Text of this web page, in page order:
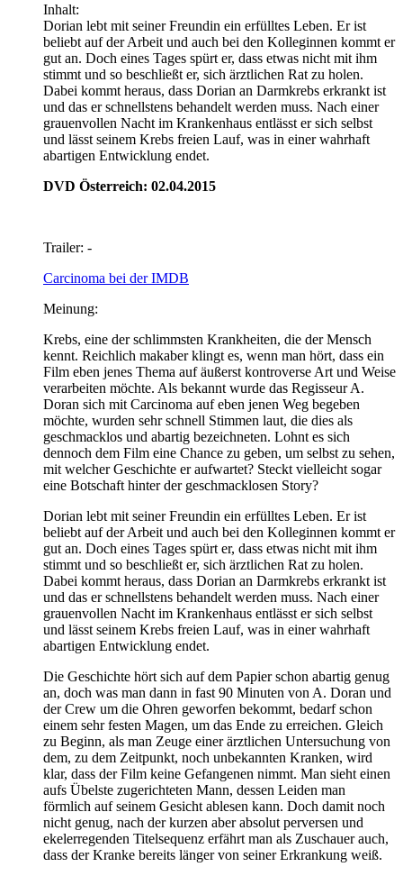
Inhalt:
Dorian lebt mit seiner Freundin ein erfülltes Leben. Er ist
beliebt auf der Arbeit und auch bei den Kolleginnen kommt er
gut an. Doch eines Tages spürt er, dass etwas nicht mit ihm
stimmt und so beschließt er, sich ärztlichen Rat zu holen.
Dabei kommt heraus, dass Dorian an Darmkrebs erkrankt ist
und das er schnellstens behandelt werden muss. Nach einer
grauenvollen Nacht im Krankenhaus entlässt er sich selbst
und lässt seinem Krebs freien Lauf, was in einer wahrhaft
abartigen Entwicklung endet.
DVD Österreich: 02.04.2015
Trailer: -
Carcinoma bei der IMDB
Meinung:
Krebs, eine der schlimmsten Krankheiten, die der Mensch
kennt. Reichlich makaber klingt es, wenn man hört, dass ein
Film eben jenes Thema auf äußerst kontroverse Art und Weise
verarbeiten möchte. Als bekannt wurde das Regisseur A.
Doran sich mit Carcinoma auf eben jenen Weg begeben
möchte, wurden sehr schnell Stimmen laut, die dies als
geschmacklos und abartig bezeichneten. Lohnt es sich
dennoch dem Film eine Chance zu geben, um selbst zu sehen,
mit welcher Geschichte er aufwartet? Steckt vielleicht sogar
eine Botschaft hinter der geschmacklosen Story?
Dorian lebt mit seiner Freundin ein erfülltes Leben. Er ist
beliebt auf der Arbeit und auch bei den Kolleginnen kommt er
gut an. Doch eines Tages spürt er, dass etwas nicht mit ihm
stimmt und so beschließt er, sich ärztlichen Rat zu holen.
Dabei kommt heraus, dass Dorian an Darmkrebs erkrankt ist
und das er schnellstens behandelt werden muss. Nach einer
grauenvollen Nacht im Krankenhaus entlässt er sich selbst
und lässt seinem Krebs freien Lauf, was in einer wahrhaft
abartigen Entwicklung endet.
Die Geschichte hört sich auf dem Papier schon abartig genug
an, doch was man dann in fast 90 Minuten von A. Doran und
der Crew um die Ohren geworfen bekommt, bedarf schon
einem sehr festen Magen, um das Ende zu erreichen. Gleich
zu Beginn, als man Zeuge einer ärztlichen Untersuchung von
dem, zu dem Zeitpunkt, noch unbekannten Kranken, wird
klar, dass der Film keine Gefangenen nimmt. Man sieht einen
aufs Übelste zugerichteten Mann, dessen Leiden man
förmlich auf seinem Gesicht ablesen kann. Doch damit noch
nicht genug, nach der kurzen aber absolut perversen und
ekelerregenden Titelsequenz erfährt man als Zuschauer auch,
dass der Kranke bereits länger von seiner Erkrankung weiß.